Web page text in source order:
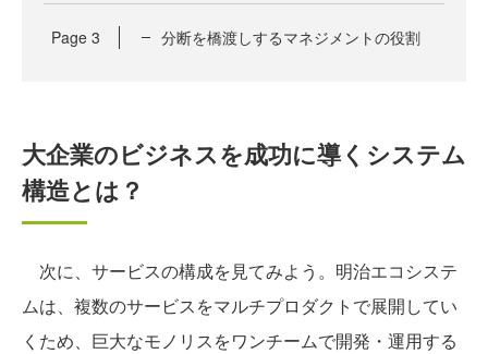
Page 3 分断を橋渡しするマネジメントの役割
大企業のビジネスを成功に導くシステム
構造とは？
次に、サービスの構成を見てみよう。明治エコシステ
ムは、複数のサービスをマルチプロダクトで展開してい
くため、巨大なモノリスをワンチームで開発・運用する